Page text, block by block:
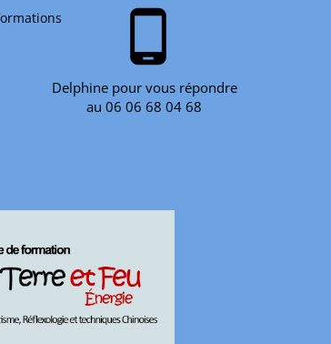
phone_android
Delphine pour vous répondre
au 06 06 68 04 68